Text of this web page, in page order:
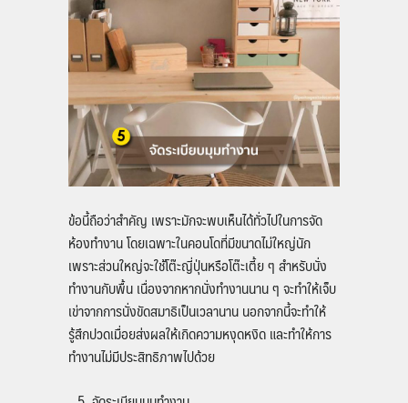
ข้อนี้ถือว่าสำคัญ เพราะมักจะพบเห็นได้ทั่วไปในการจัด
ห้องทำงาน โดยเฉพาะในคอนโดที่มีขนาดไม่ใหญ่นัก
เพราะส่วนใหญ่จะใช้โต๊ะญี่ปุ่นหรือโต๊ะเตี้ย ๆ สำหรับนั่ง
ทำงานกับพื้น เนื่องจากหากนั่งทำงานนาน ๆ จะทำให้เจ็บ
เข่าจากการนั่งขัดสมาธิเป็นเวลานาน นอกจากนี้จะทำให้
รู้สึกปวดเมื่อยส่งผลให้เกิดความหงุดหงิด และทำให้การ
ทำงานไม่มีประสิทธิภาพไปด้วย